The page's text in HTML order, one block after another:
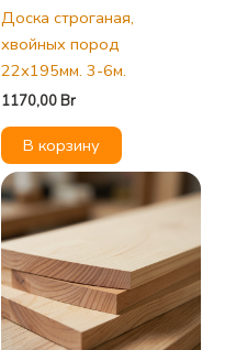
Доска строганая,
хвойных пород
22х195мм. 3-6м.
1170,00Br
В корзину